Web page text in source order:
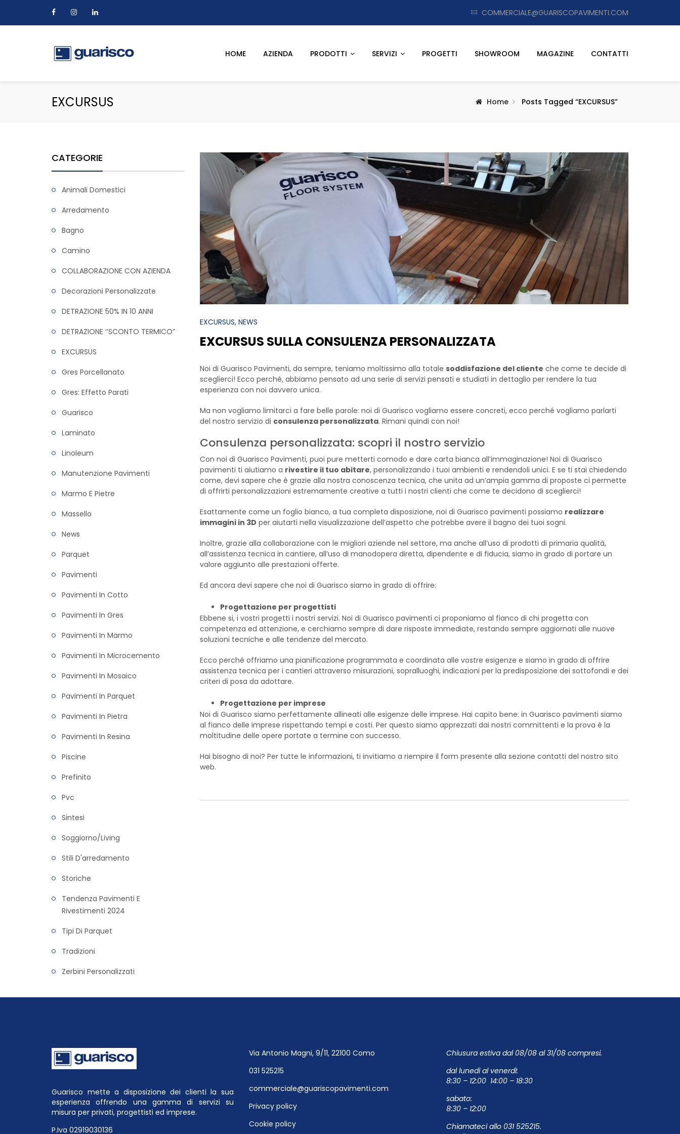
COMMERCIALE@GUARISCOPAVIMENTI.COM
HOME AZIENDA PRODOTTI SERVIZI PROGETTI SHOWROOM MAGAZINE CONTATTI
EXCURSUS Home Posts Tagged “EXCURSUS”
EXCURSUS, NEWS
EXCURSUS SULLA CONSULENZA PERSONALIZZATA
Noi di Guarisco Pavimenti, da sempre, teniamo moltissimo alla totale soddisfazione del cliente che come te decide di
sceglierci! Ecco perché, abbiamo pensato ad una serie di servizi pensati e studiati in dettaglio per rendere la tua
esperienza con noi davvero unica.
Ma non vogliamo limitarci a fare belle parole: noi di Guarisco vogliamo essere concreti, ecco perché vogliamo parlarti
del nostro servizio di consulenza personalizzata. Rimani quindi con noi!
Consulenza personalizzata: scopri il nostro servizio
Con noi di Guarisco Pavimenti, puoi pure metterti comodo e dare carta bianca all’immaginazione! Noi di Guarisco
pavimenti ti aiutiamo a rivestire il tuo abitare, personalizzando i tuoi ambienti e rendendoli unici. E se ti stai chiedendo
come, devi sapere che è grazie alla nostra conoscenza tecnica, che unita ad un’ampia gamma di proposte ci permette
di offrirti personalizzazioni estremamente creative a tutti i nostri clienti che come te decidono di sceglierci!
Esattamente come un foglio bianco, a tua completa disposizione, noi di Guarisco pavimenti possiamo realizzare
immagini in 3D per aiutarti nella visualizzazione dell’aspetto che potrebbe avere il bagno dei tuoi sogni.
Inoltre, grazie alla collaborazione con le migliori aziende nel settore, ma anche all’uso di prodotti di primaria qualità,
all’assistenza tecnica in cantiere, all’uso di manodopera diretta, dipendente e di fiducia, siamo in grado di portare un
valore aggiunto alle prestazioni offerte.
Ed ancora devi sapere che noi di Guarisco siamo in grado di offrire:
Progettazione per progettisti
Ebbene si, i vostri progetti i nostri servizi. Noi di Guarisco pavimenti ci proponiamo al fianco di chi progetta con
competenza ed attenzione, e cerchiamo sempre di dare risposte immediate, restando sempre aggiornati alle nuove
soluzioni tecniche e alle tendenze del mercato.
Ecco perché offriamo una pianificazione programmata e coordinata alle vostre esigenze e siamo in grado di offrire
assistenza tecnica per i cantieri attraverso misurazioni, sopralluoghi, indicazioni per la predisposizione dei sottofondi e dei
criteri di posa da adottare.
Progettazione per imprese
Noi di Guarisco siamo perfettamente allineati alle esigenze delle imprese. Hai capito bene: in Guarisco pavimenti siamo
al fianco delle imprese rispettando tempi e costi. Per questo siamo apprezzati dai nostri committenti e la prova è la
moltitudine delle opere portate a termine con successo.
Hai bisogno di noi? Per tutte le informazioni, ti invitiamo a riempire il form presente alla sezione contatti del nostro sito
web.
CATEGORIE
Animali Domestici
Arredamento
Bagno
Camino
COLLABORAZIONE CON AZIENDA
Decorazioni Personalizzate
DETRAZIONE 50% IN 10 ANNI
DETRAZIONE ‘’SCONTO TERMICO”
EXCURSUS
Gres Porcellanato
Gres: Effetto Parati
Guarisco
Laminato
Linoleum
Manutenzione Pavimenti
Marmo E Pietre
Massello
News
Parquet
Pavimenti
Pavimenti In Cotto
Pavimenti In Gres
Pavimenti In Marmo
Pavimenti In Microcemento
Pavimenti In Mosaico
Pavimenti In Parquet
Pavimenti In Pietra
Pavimenti In Resina
Piscine
Prefinito
Pvc
Sintesi
Soggiorno/living
Stili D'arredamento
Storiche
Tendenza Pavimenti E
Rivestimenti 2024
Tipi Di Parquet
Tradizioni
Zerbini Personalizzati
Guarisco mette a disposizione dei clienti la sua
esperienza offrendo una gamma di servizi su
misura per privati, progettisti ed imprese.
P.Iva 02919030136
Via Antonio Magni, 9/11, 22100 Como
031 525215
commerciale@guariscopavimenti.com
Privacy policy
Cookie policy
Chiusura estiva dal 08/08 al 31/08 compresi.
dal lunedì al venerdì:
8:30 – 12:00 14:00 – 18:30
sabato:
8:30 – 12:00
Chiamateci allo 031 525215.